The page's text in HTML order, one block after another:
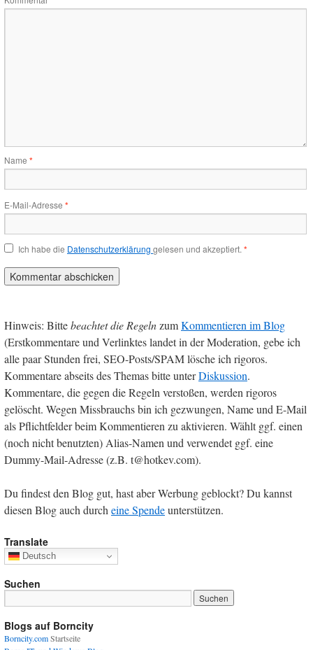
Name *
E-Mail-Adresse *
Ich habe die Datenschutzerklärung gelesen und akzeptiert. *
Hinweis: Bittebeachtet die RegelnzumKommentieren im Blog
(Erstkommentare und Verlinktes landet in der Moderation, gebe ich
alle paar Stunden frei, SEO-Posts/SPAM lösche ich rigoros.
Kommentare abseits des Themas bitte unterDiskussion.
Kommentare, die gegen die Regeln verstoßen, werden rigoros
gelöscht. Wegen Missbrauchs bin ich gezwungen, Name und E-Mail
als Pflichtfelder beim Kommentieren zu aktivieren. Wählt ggf. einen
(noch nicht benutzten) Alias-Namen und verwendet ggf. eine
Dummy-Mail-Adresse (z.B. t@hotkev.com).
Du findest den Blog gut, hast aber Werbung geblockt? Du kannst
diesen Blog auch durcheine Spendeunterstützen.
Translate
Deutsch
Suchen
Blogs auf Borncity
Borncity.comStartseite